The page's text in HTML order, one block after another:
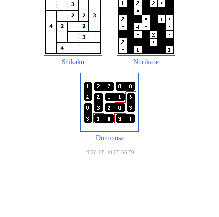
Shikaku Nurikabe
Dominosa
2026-08-10 05:56:59